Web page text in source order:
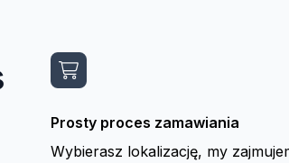
Prosty proces zamawiania
Wybierasz lokalizację, my